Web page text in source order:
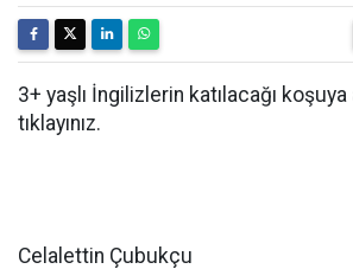
3+ yaşlı İngilizlerin katılacağı
tıklayınız.
Celalettin Çubukçu